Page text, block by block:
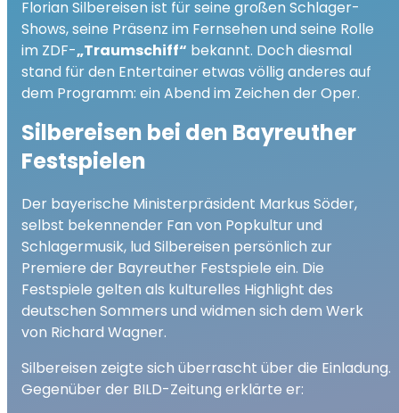
Florian Silbereisen ist für seine großen Schlager-
Shows, seine Präsenz im Fernsehen und seine Rolle
im ZDF-„Traumschiff“ bekannt. Doch diesmal
stand für den Entertainer etwas völlig anderes auf
dem Programm: ein Abend im Zeichen der Oper.
Silbereisen bei den Bayreuther
Festspielen
Der bayerische Ministerpräsident Markus Söder,
selbst bekennender Fan von Popkultur und
Schlagermusik, lud Silbereisen persönlich zur
Premiere der Bayreuther Festspiele ein. Die
Festspiele gelten als kulturelles Highlight des
deutschen Sommers und widmen sich dem Werk
von Richard Wagner.
Silbereisen zeigte sich überrascht über die Einladung.
Gegenüber der BILD-Zeitung erklärte er: